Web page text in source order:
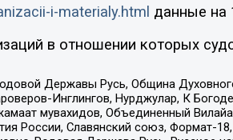
i-materialy.html данные на
в отношении которых
Державы Русь, Община
Инглингов, Нурджулар, К
мувахидов, Объединенный
России, Славянский союз, Формат-